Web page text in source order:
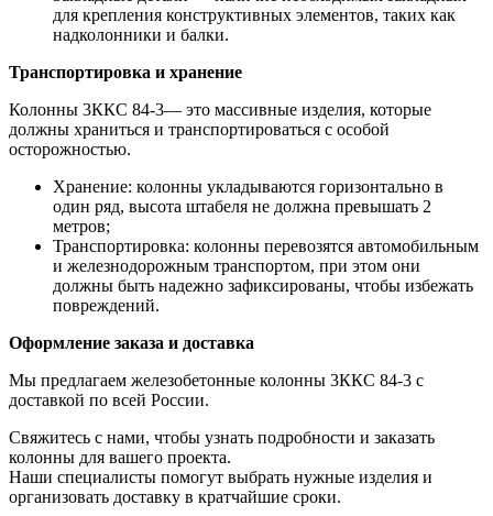
для крепления конструктивных элементов, таких как
надколонники и балки.
Транспортировка и хранение
Колонны 3ККС 84-3— это массивные изделия, которые
должны храниться и транспортироваться с особой
осторожностью.
Хранение: колонны укладываются горизонтально в
один ряд, высота штабеля не должна превышать 2
метров;
Транспортировка: колонны перевозятся автомобильным
и железнодорожным транспортом, при этом они
должны быть надежно зафиксированы, чтобы избежать
повреждений.
Оформление заказа и доставка
Мы предлагаем железобетонные колонны 3ККС 84-3 с
доставкой по всей России.
Свяжитесь с нами, чтобы узнать подробности и заказать
колонны для вашего проекта.
Наши специалисты помогут выбрать нужные изделия и
организовать доставку в кратчайшие сроки.